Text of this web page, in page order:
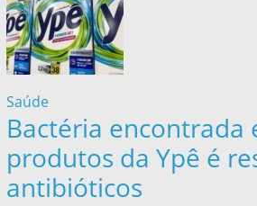
Saúde
Bactéria encontrada
produtos da Ypê é
antibióticos